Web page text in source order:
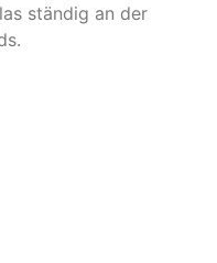
ständig an der